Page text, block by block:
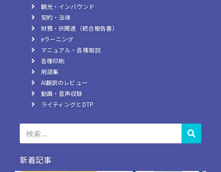
観光・インバウンド
契約・法律
財務・IR関連（統合報告書）
eラーニング
マニュアル・各種取説
各種印刷
用語集
AI翻訳のレビュー
動画・音声収録
ライティングとDTP
検
索
新着記事